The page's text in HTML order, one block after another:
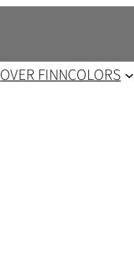
OVER FINNCOLORS